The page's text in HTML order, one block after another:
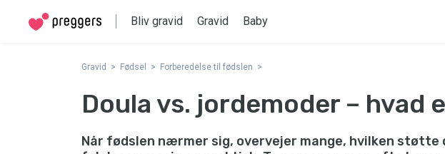
Bliv gravid Gravid Baby
Gravid Fødsel Forberedelse til fødslen
Doula vs. jordemoder – hvad
Når fødslen nærmer sig, overvejer mange, hvilken støtte